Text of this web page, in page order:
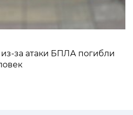
за атаки БПЛА погибли